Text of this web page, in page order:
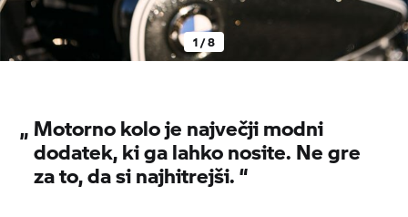
1 / 8
„ Motorno kolo je največji modni
dodatek, ki ga lahko nosite. Ne gre
za to, da si najhitrejši. “